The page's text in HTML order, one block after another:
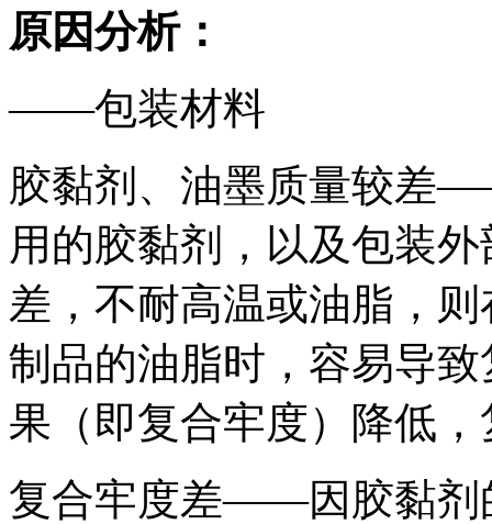
原因分析：
——包装材料
胶黏剂、油墨质量较差
用的胶黏剂，以及包装
差，不耐高温或油脂，
制品的油脂时，容易导
果（即复合牢度）降低
复合牢度差——因胶黏剂